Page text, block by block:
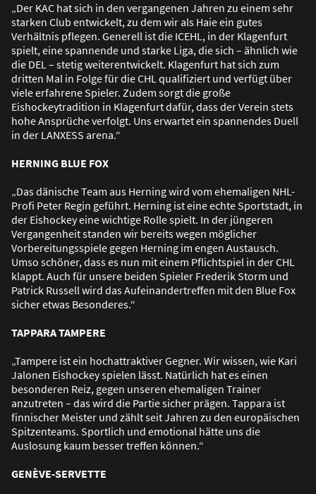
„Der KAC hat sich in den vergangenen Jahren zu einem sehr
starken Club entwickelt, zu dem wir als Haie ein gutes
Verhältnis pflegen. Generell ist die ICEHL, in der Klagenfurt
spielt, eine spannende und starke Liga, die sich – ähnlich wie
die DEL – stetig weiterentwickelt. Klagenfurt hat sich zum
dritten Mal in Folge für die CHL qualifiziert und verfügt über
viele erfahrene Spieler. Zudem sorgt die große
Eishockeytradition in Klagenfurt dafür, dass der Verein stets
hohe Ansprüche verfolgt. Uns erwartet ein spannendes Duell
in der LANXESS arena.“
HERNING BLUE FOX
„Das dänische Team aus Herning wird vom ehemaligen NHL-
Profi Peter Regin geführt. Herning ist eine echte Sportstadt, in
der Eishockey eine wichtige Rolle spielt. In der jüngeren
Vergangenheit standen wir bereits wegen möglicher
Vorbereitungsspiele gegen Herning im engen Austausch.
Umso schöner, dass es nun mit einem Pflichtspiel in der CHL
klappt. Auch für unsere beiden Spieler Frederik Storm und
Patrick Russell wird das Aufeinandertreffen mit den Blue Fox
sicher etwas Besonderes.“
TAPPARA TAMPERE
„Tampere ist ein hochattraktiver Gegner. Wir wissen, wie Kari
Jalonen Eishockey spielen lässt. Natürlich hat es einen
besonderen Reiz, gegen unseren ehemaligen Trainer
anzutreten – das wird die Partie sicher prägen. Tappara ist
finnischer Meister und zählt seit Jahren zu den europäischen
Spitzenteams. Sportlich und emotional hätte uns die
Auslosung kaum besser treffen können.“
GENÈVE-SERVETTE